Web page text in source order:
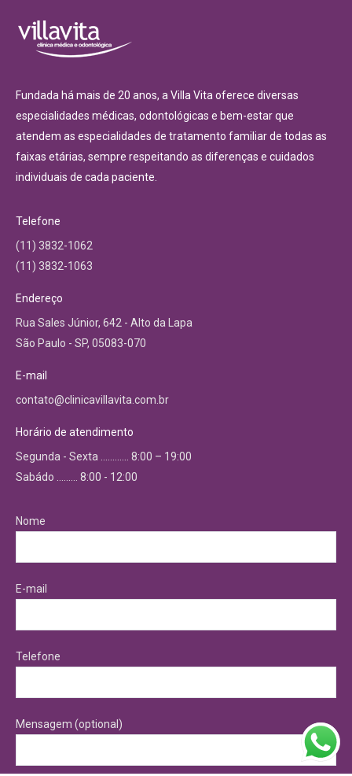
Fundada há mais de 20 anos, a Villa Vita oferece diversas
especialidades médicas, odontológicas e bem-estar que
atendem as especialidades de tratamento familiar de todas as
faixas etárias, sempre respeitando as diferenças e cuidados
individuais de cada paciente.
Telefone
(11) 3832-1062
(11) 3832-1063
Endereço
Rua Sales Júnior, 642 - Alto da Lapa
São Paulo - SP, 05083-070
E-mail
contato@clinicavillavita.com.br
Horário de atendimento
Segunda - Sexta ………… 8:00 – 19:00
Sabádo ……… 8:00 - 12:00
Nome
E-mail
Telefone
Mensagem (optional)